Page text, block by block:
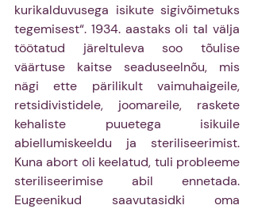
kurikalduvusega isikute sigivõimetuks
tegemisest“. 1934. aastaks oli tal välja
töötatud järeltuleva soo tõulise
väärtuse kaitse seaduseelnõu, mis
nägi ette pärilikult vaimuhaigeile,
retsidivistidele, joomareile, raskete
kehaliste puuetega isikuile
abiellumiskeeldu ja steriliseerimist.
Kuna abort oli keelatud, tuli probleeme
steriliseerimise abil ennetada.
Eugeenikud saavutasidki oma